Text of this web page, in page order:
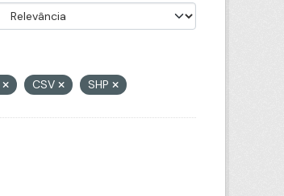
CSV SHP